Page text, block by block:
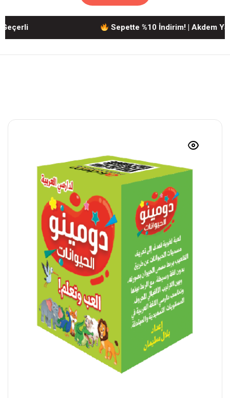
Sepette %10 İndirim! | Akdem